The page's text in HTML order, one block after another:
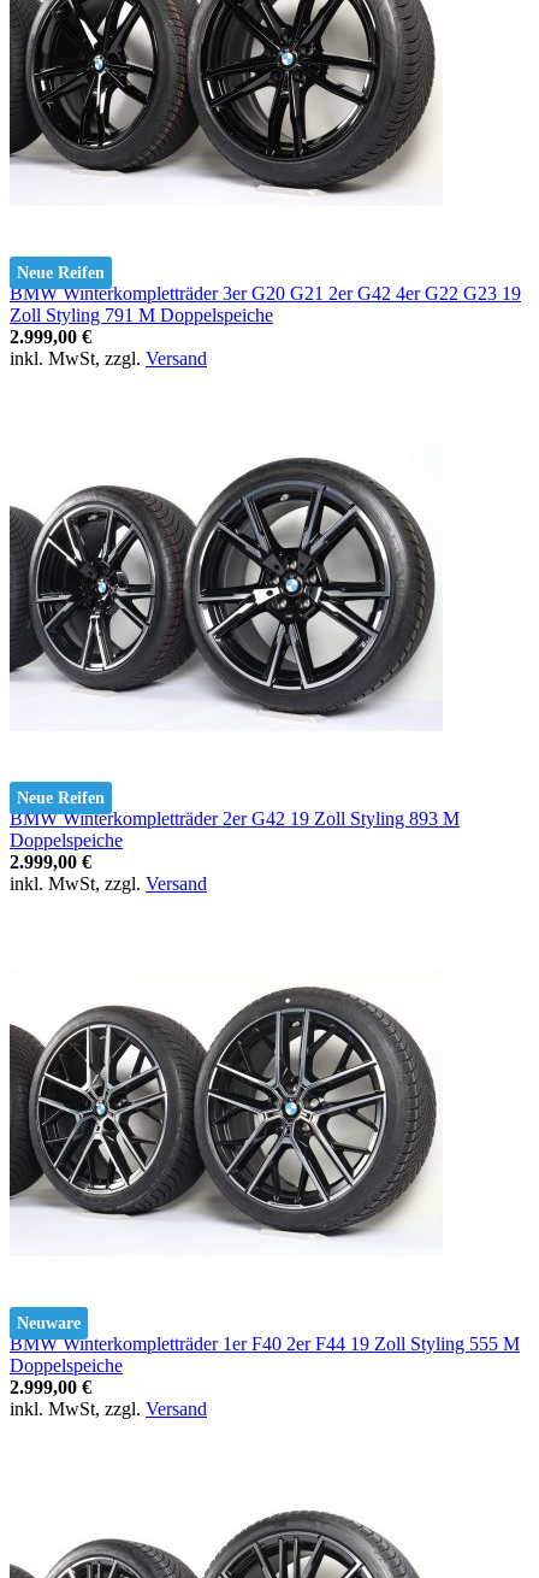
Neue Reifen
BMW Winterkompletträder 3er G20 G21 2er G42 4er G22 G23 19
Zoll Styling 791 M Doppelspeiche
2.999,00 €
inkl. MwSt, zzgl. Versand
Neue Reifen
BMW Winterkompletträder 2er G42 19 Zoll Styling 893 M
Doppelspeiche
2.999,00 €
inkl. MwSt, zzgl. Versand
Neuware
BMW Winterkompletträder 1er F40 2er F44 19 Zoll Styling 555 M
Doppelspeiche
2.999,00 €
inkl. MwSt, zzgl. Versand